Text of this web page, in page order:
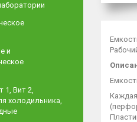
и
1, Вит 2,
холодильника,